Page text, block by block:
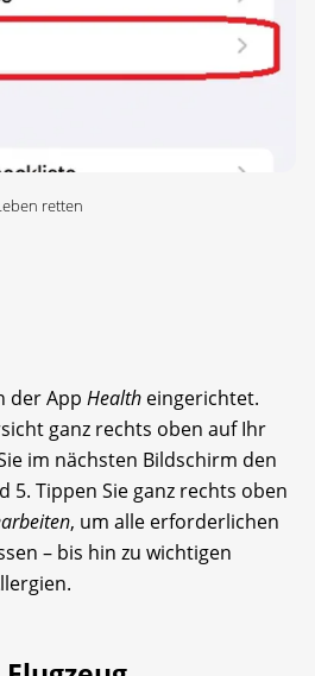
retten
der App Health eingerichtet.
ganz rechts oben auf Ihr
im nächsten Bildschirm den
5. Tippen Sie ganz rechts oben
, um alle erforderlichen
– bis hin zu wichtigen